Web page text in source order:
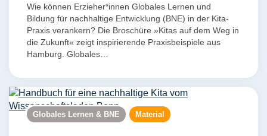
Wie können Erzieher*innen Globales Lernen und
Bildung für nachhaltige Entwicklung (BNE) in der Kita-
Praxis verankern? Die Broschüre »Kitas auf dem Weg in
die Zukunft« zeigt inspirierende Praxisbeispiele aus
Hamburg. Globales…
Globales Lernen & BNE Material